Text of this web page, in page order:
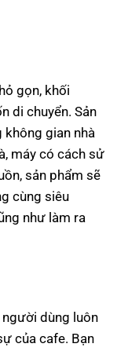
gọn, khối
di chuyển. Sản
gian nhà
máy có cách sử
sản phẩm sẽ
cùng siêu
như làm ra
người dùng luôn
của cafe. Bạn